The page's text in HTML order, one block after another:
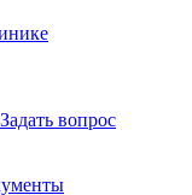
вопрос